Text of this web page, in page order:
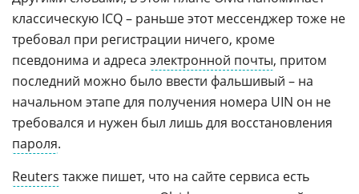
классическую ICQ – раньше этот мессенджер тоже не
требовал при регистрации ничего, кроме
псевдонима и адреса электронной почты, притом
последний можно было ввести фальшивый – на
начальном этапе для получения номера UIN он не
требовался и нужен был лишь для восстановления
пароля.
Reuters также пишет, что на сайте сервиса есть